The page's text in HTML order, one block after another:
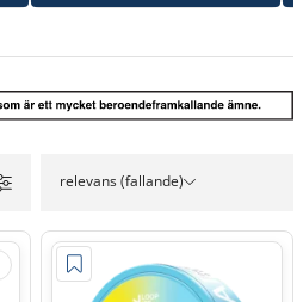
relevans (fallande)